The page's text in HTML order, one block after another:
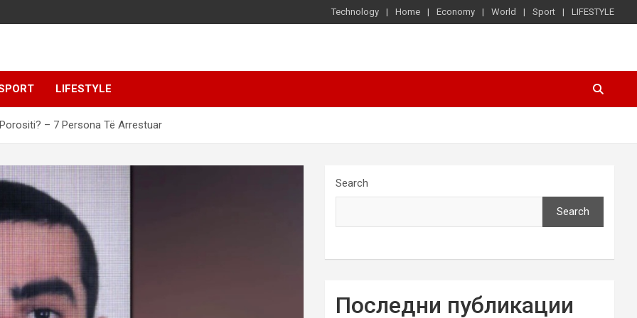
Technology Home Economy World Sport LIFESTYLE
LIFESTYLE
– 7 Persona Të Arrestuar
Search
Search
Последни публикации